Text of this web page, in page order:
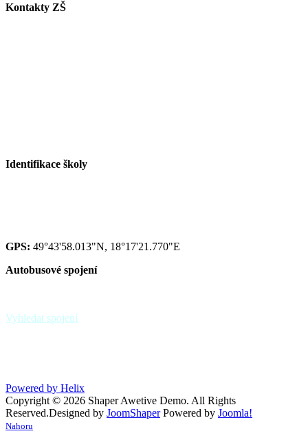
Kontakty ZŠ
Identifikace školy
GPS: 49°43'58.013"N, 18°17'21.770"E
Autobusové spojení
Vyhledat spojení
Powered by Helix
Copyright © 2026 Shaper Awetive Demo. All Rights
Reserved.Designed by JoomShaper Powered by Joomla!
Nahoru